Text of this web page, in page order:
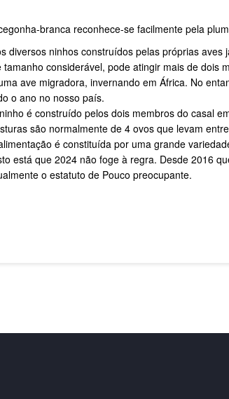
branca reconhece-se facilmente pela
diversos ninhos construídos pelas próprias aves
tamanho considerável, pode atingir mais de dois
ave migradora, invernando em África. No
o ano no nosso país.
é construído pelos dois membros do casal
são normalmente de 4 ovos que levam
é constituída por uma grande
está que 2024 não foge à regra. Desde 2016
o estatuto de Pouco preocupante.